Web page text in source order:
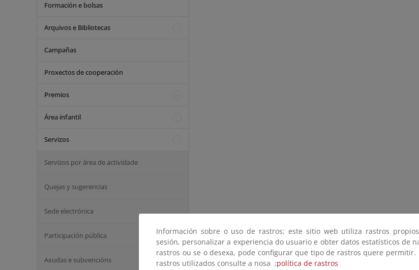
Formación e bolsas
Arquivos e Bibliotecas
Campañas
Proxectos de cooperación
Premios
Área infantil
Servizos
Servizos por área de actividade
Quejas y sugerencias
Sede electrónica
Participación pública
Axudas e subvencións
Información sobre o uso de rastros: este sitio web utiliza rastros
sesión, personalizar a experiencia do usuario e obter datos estatísticos de
rastros ou se o desexa, pode configurar que tipo de rastros quere permitir.
rastros utilizados consulte a nosa ;política de rastros